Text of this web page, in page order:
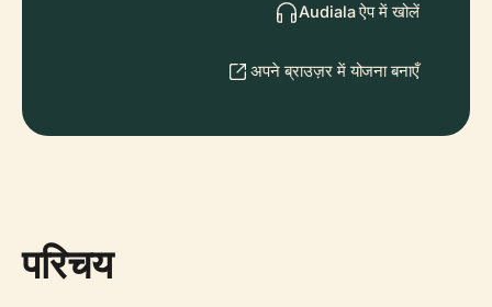
Audiala ऐप में खोलें
अपने ब्राउज़र में योजना बनाएँ
परिचय